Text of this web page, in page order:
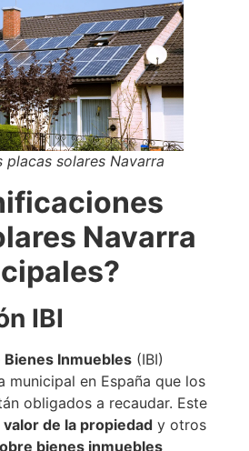
placas solares Navarra
Navarra
IBI
Inmuebles (IBI)
municipal en España que los
obligados a recaudar. Este
valor de la propiedad y otros
bienes inmuebles